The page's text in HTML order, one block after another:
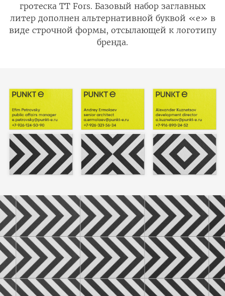
гротеска TT Fors. Базовый набор заглавных
литер дополнен альтернативной буквой «е» в
виде строчной формы, отсылающей к логотипу
бренда.